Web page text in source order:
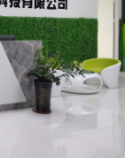
格认证的治理
室内空气净化
术和五项专利
计算机软件著
书等。研发实